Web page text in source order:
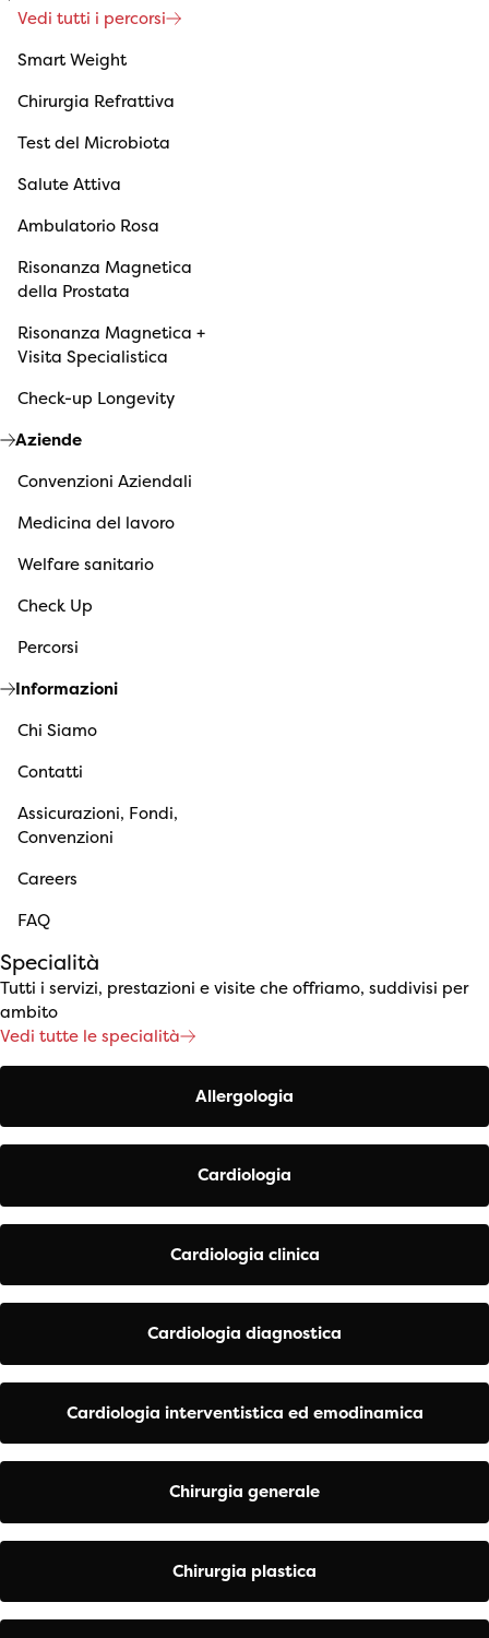
Vedi tutti i percorsi
Smart Weight
Chirurgia Refrattiva
Test del Microbiota
Salute Attiva
Ambulatorio Rosa
Risonanza Magnetica
della Prostata
Risonanza Magnetica +
Visita Specialistica
Check-up Longevity
Aziende
Convenzioni Aziendali
Medicina del lavoro
Welfare sanitario
Check Up
Percorsi
Informazioni
Chi Siamo
Contatti
Assicurazioni, Fondi,
Convenzioni
Careers
FAQ
Specialità
Tutti i servizi, prestazioni e visite che offriamo, suddivisi per
ambito
Vedi tutte le specialità
Allergologia
Cardiologia
Cardiologia clinica
Cardiologia diagnostica
Cardiologia interventistica ed emodinamica
Chirurgia generale
Chirurgia plastica